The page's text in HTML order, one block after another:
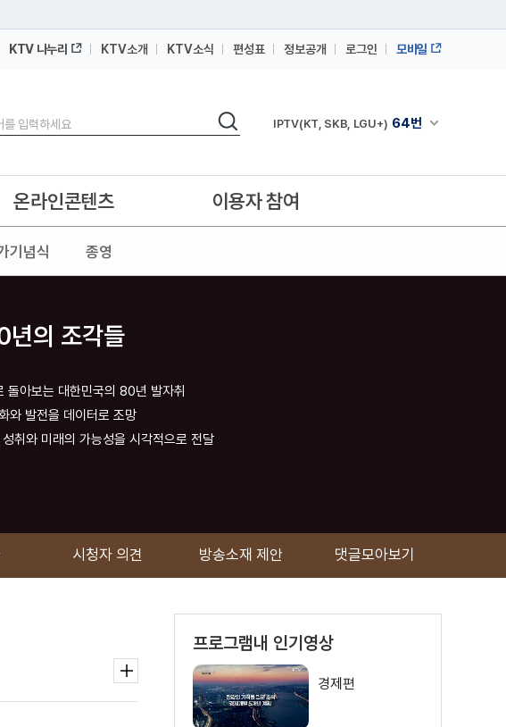
KTV 나누리 KTV소개 KTV소식 편성표 정보공개 로그인 모바일
검색 채널안내 펼쳐
IPTV(KT, SKB, LGU+) 64번
IPTV(KT, SKB, LGU+)
기념식 종영
온라인콘텐츠 이용자 참여
년의 조각들
아보는 대한민국의 80년 발자취
와 발전을 데이터로 조망
취와 미래의 가능성을 시각적으로 전달
시청자 의견 방송소재 제안 댓글모아보기
프로그램내 인기영상
경제편